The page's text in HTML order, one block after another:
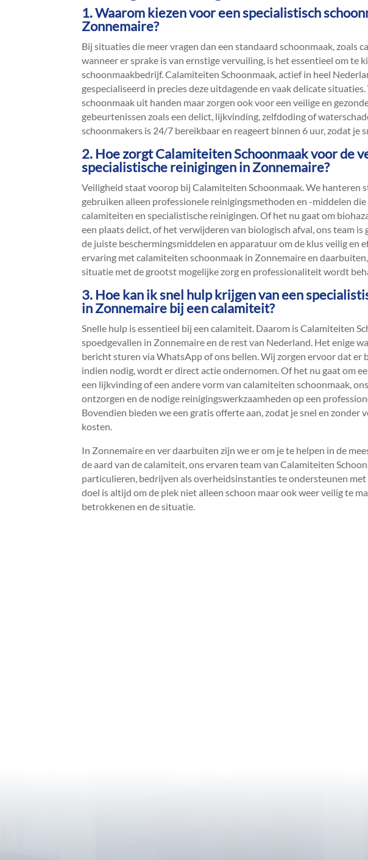
1.​ Waarom kiezen voor een specialistisch
Zonnemaire?
Bij situaties die meer vragen dan een standaard schoonmaak, zoals
wanneer er sprake is van ernstige vervuiling, is het essentieel om te
schoonmaakbedrijf.​ Calamiteiten Schoonmaak, actief in heel
gespecialiseerd in precies deze uitdagende en vaak delicate
schoonmaak uit handen maar zorgen ook voor een veilige en
gebeurtenissen zoals een delict, lijkvinding, zelfdoding of
schoonmakers is 24/7 bereikbaar en reageert binnen 6 uur, zodat je
2.​ Hoe zorgt Calamiteiten Schoonmaak voor de
specialistische reinigingen in Zonnemaire?
Veiligheid staat voorop bij Calamiteiten Schoonmaak.​ We hanteren
gebruiken alleen professionele reinigingsmethoden en -middelen
calamiteiten en specialistische reinigingen.​ Of het nu gaat om
een plaats delict, of het verwijderen van biologisch afval, ons team
de juiste beschermingsmiddelen en apparatuur om de klus veilig en
ervaring met calamiteiten schoonmaak in Zonnemaire en
situatie met de grootst mogelijke zorg en professionaliteit wordt
3.​ Hoe kan ik snel hulp krijgen van een
in Zonnemaire bij een calamiteit?
Snelle hulp is essentieel bij een calamiteit.​ Daarom is Calamiteiten
spoedgevallen in Zonnemaire en de rest van Nederland.​ Het enige
bericht sturen via WhatsApp of ons bellen.​ Wij zorgen ervoor dat er
indien nodig, wordt er direct actie ondernomen.​ Of het nu gaat om
een lijkvinding of een andere vorm van calamiteiten schoonmaak,
ontzorgen en de nodige reinigingswerkzaamheden op een
Bovendien bieden we een gratis offerte aan, zodat je snel en
kosten.​
In Zonnemaire en ver daarbuiten zijn we er om je te helpen in de
de aard van de calamiteit, ons ervaren team van Calamiteiten
particulieren, bedrijven als overheidsinstanties te ondersteunen
doel is altijd om de plek niet alleen schoon maar ook weer veilig te
betrokkenen en de situatie.​